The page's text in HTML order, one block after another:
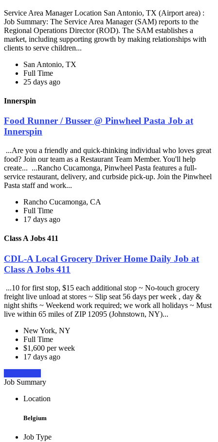
Service Area Manager Location San Antonio, TX (Airport area) :
Job Summary: The Service Area Manager (SAM) reports to the
Regional Operations Director (ROD). The SAM establishes a
market, including supporting growth by making relationships with
clients to serve children...
San Antonio, TX
Full Time
25 days ago
Innerspin
Food Runner / Busser @ Pinwheel Pasta Job at
Innerspin
...Are you a friendly and quick-thinking individual who loves great
food? Join our team as a Restaurant Team Member. You'll help
create... ...Rancho Cucamonga, Pinwheel Pasta features a full-
service restaurant, delivery, and curbside pick-up. Join the Pinwheel
Pasta staff and work...
Rancho Cucamonga, CA
Full Time
17 days ago
Class A Jobs 411
CDL-A Local Grocery Driver Home Daily Job at
Class A Jobs 411
...10 for first stop, $15 each additional stop ~ No-touch grocery
freight live unload at stores ~ Slip seat 56 days per week , day &
night shifts ~ Weekend work required; we work all holidays ~ Must
live within 65 miles of ZIP 12095 (Johnstown, NY)...
New York, NY
Full Time
$1,600 per week
17 days ago
Job Summary
Location
Belgium
Job Type